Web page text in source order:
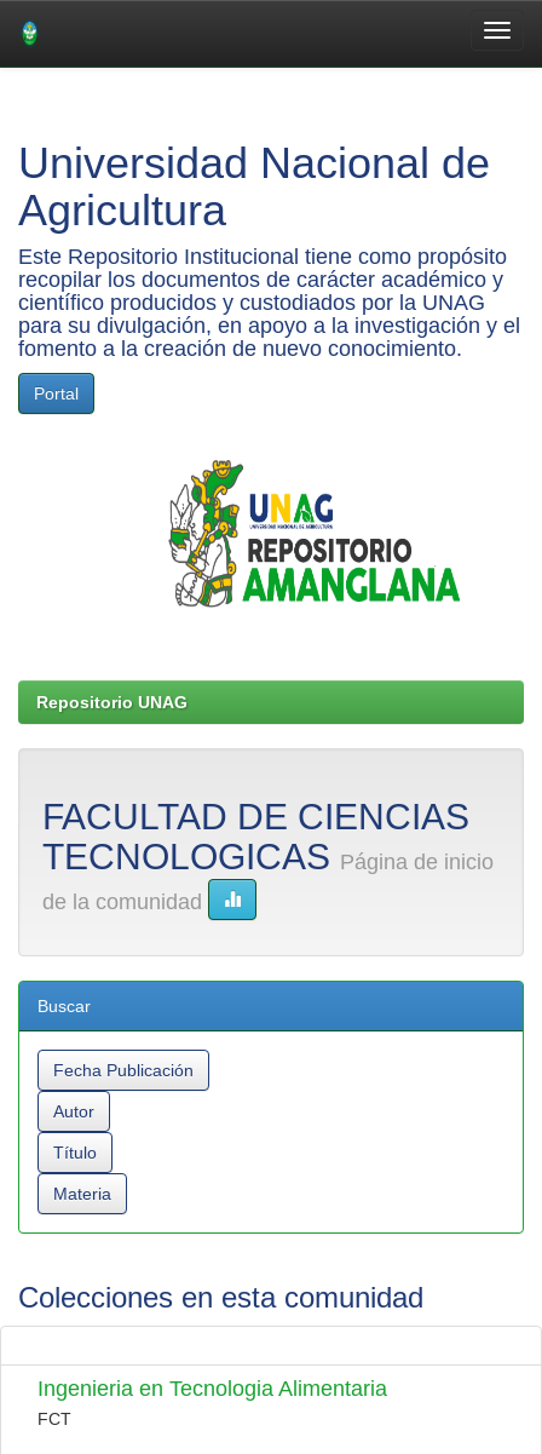
Universidad Nacional de
Agricultura
Este Repositorio Institucional tiene como propósito
recopilar los documentos de carácter académico y
científico producidos y custodiados por la UNAG
para su divulgación, en apoyo a la investigación y el
fomento a la creación de nuevo conocimiento.
Portal
Repositorio UNAG
FACULTAD DE CIENCIAS
TECNOLOGICAS Página de inicio
de la comunidad
Buscar
Colecciones en esta comunidad
Ingenieria en Tecnologia Alimentaria
FCT